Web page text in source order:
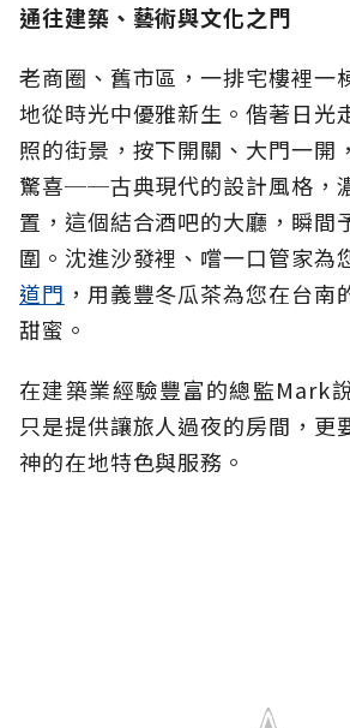
通往建築、藝術與文化之門
老商圈、舊市區，一排宅樓裡一
地從時光中優雅新生。偕著日光
照的街景，按下開關、大門一開
驚喜──古典現代的設計風格，
置，這個結合酒吧的大廳，瞬間
圍。沈進沙發裡、嚐一口管家為
道門 ，用義豐冬瓜茶為您在台南
甜蜜。
在建築業經驗豐富的總監Mark
只是提供讓旅人過夜的房間，更
神的在地特色與服務。